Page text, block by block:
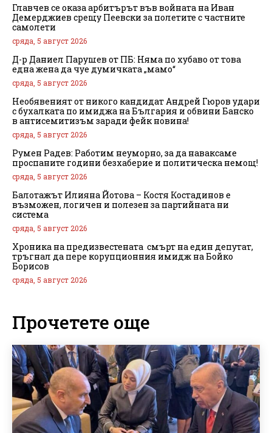
Главчев се оказа арбитърът във войната на Иван
Демерджиев срещу Пеевски за полетите с частните
самолети
сряда, 5 август 2026
Д-р Даниел Парушев от ПБ: Няма по хубаво от това
една жена да чуе думичката „мамо“
сряда, 5 август 2026
Необявеният от никого кандидат Андрей Гюров удари
с бухалката по имиджа на България и обвини Банско
в антисемитизъм заради фейк новина!
сряда, 5 август 2026
Румен Радев: Работим неуморно, за да наваксаме
проспаните години безхаберие и политическа немощ!
сряда, 5 август 2026
Балотажът Илияна Йотова – Костя Костадинов е
възможен, логичен и полезен за партийната ни
система
сряда, 5 август 2026
Хроника на предизвестената смърт на един депутат,
тръгнал да пере корупционния имидж на Бойко
Борисов
сряда, 5 август 2026
Прочетете още